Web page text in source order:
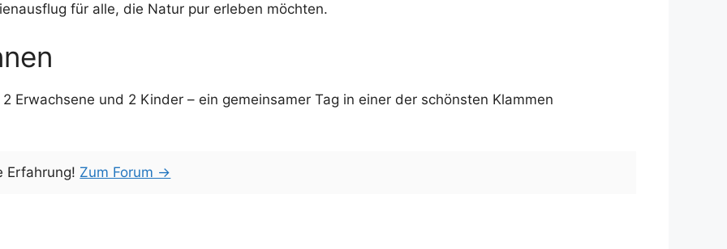
für alle, die Natur pur erleben möchten.
Erwachsene und 2 Kinder – ein gemeinsamer Tag in einer der schönsten Klammen
Erfahrung! Zum Forum →